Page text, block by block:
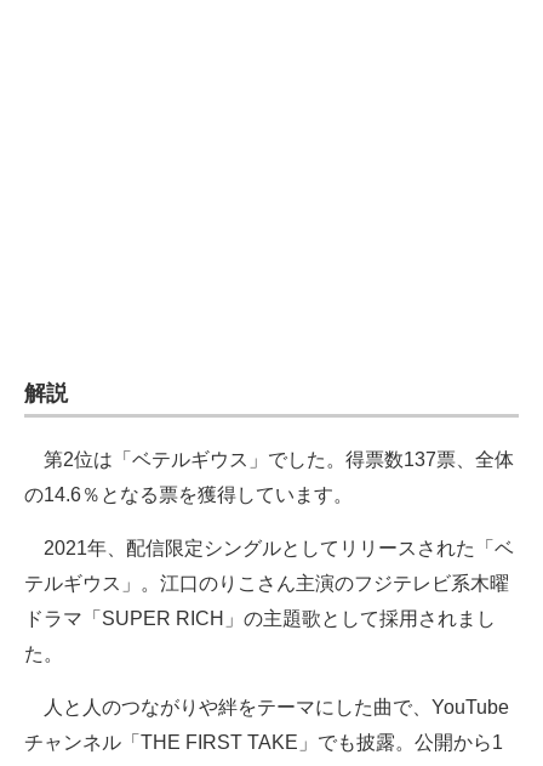
解説
第2位は「ベテルギウス」でした。得票数137票、全体
の14.6％となる票を獲得しています。
2021年、配信限定シングルとしてリリースされた「ベ
テルギウス」。江口のりこさん主演のフジテレビ系木曜
ドラマ「SUPER RICH」の主題歌として採用されまし
た。
人と人のつながりや絆をテーマにした曲で、YouTube
チャンネル「THE FIRST TAKE」でも披露。公開から1